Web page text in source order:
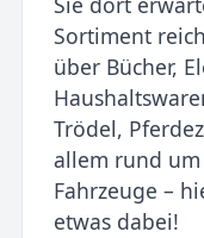
Sortiment
über Bücher,
Trödel,
allem rund
Fahrzeuge –
etwas dabei!